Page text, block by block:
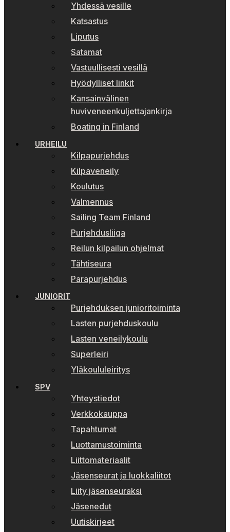
Yhdessä vesille
Katsastus
Liputus
Satamat
Vastuullisesti vesillä
Hyödylliset linkit
Kansainvälinen
huviveneenkuljettajankirja
Boating in Finland
URHEILU
Kilpapurjehdus
Kilpaveneily
Koulutus
Valmennus
Sailing Team Finland
Purjehdusliiga
Reilun kilpailun ohjelmat
Tähtiseura
Parapurjehdus
JUNIORIT
Purjehduksen junioritoiminta
Lasten purjehduskoulu
Lasten veneilykoulu
Superleiri
Yläkoululeiritys
SPV
Yhteystiedot
Verkkokauppa
Tapahtumat
Luottamustoiminta
Liittomateriaalit
Jäsenseurat ja luokkaliitot
Liity jäsenseuraksi
Jäsenedut
Uutiskirjeet